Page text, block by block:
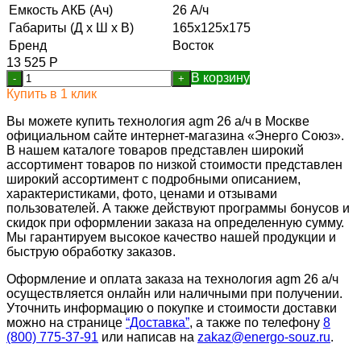
Емкость АКБ (Ач)
26 А/ч
Габариты (Д х Ш х В)
165x125x175
Бренд
Восток
13 525 Р
- +
В корзину
Купить в 1 клик
Вы можете купить технология agm 26 а/ч в Москве
официальном сайте интернет-магазина «Энерго Союз».
В нашем каталоге товаров представлен широкий
ассортимент товаров по низкой стоимости представлен
широкий ассортимент с подробными описанием,
характеристиками, фото, ценами и отзывами
пользователей. А также действуют программы бонусов и
скидок при оформлении заказа на определенную сумму.
Мы гарантируем высокое качество нашей продукции и
быструю обработку заказов.
Оформление и оплата заказа на технология agm 26 а/ч
осуществляется онлайн или наличными при получении.
Уточнить информацию о покупке и стоимости доставки
можно на странице “Доставка”, а также по телефону 8
(800) 775-37-91 или написав на zakaz@energo-souz.ru.